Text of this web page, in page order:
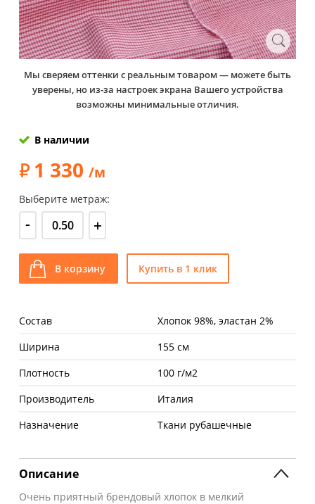
Мы сверяем оттенки с реальным товаром — можете быть
уверены, но из-за настроек экрана Вашего устройства
возможны минимальные отличия.
В наличии
1 330 /м
Выберите метраж:
- +
В корзину Купить в 1 клик
Состав
Хлопок 98%, эластан 2%
Ширина
155 см
Плотность
100 г/м2
Производитель
Италия
Назначение
Ткани рубашечные
Описание
Очень приятный брендовый хлопок в мелкий